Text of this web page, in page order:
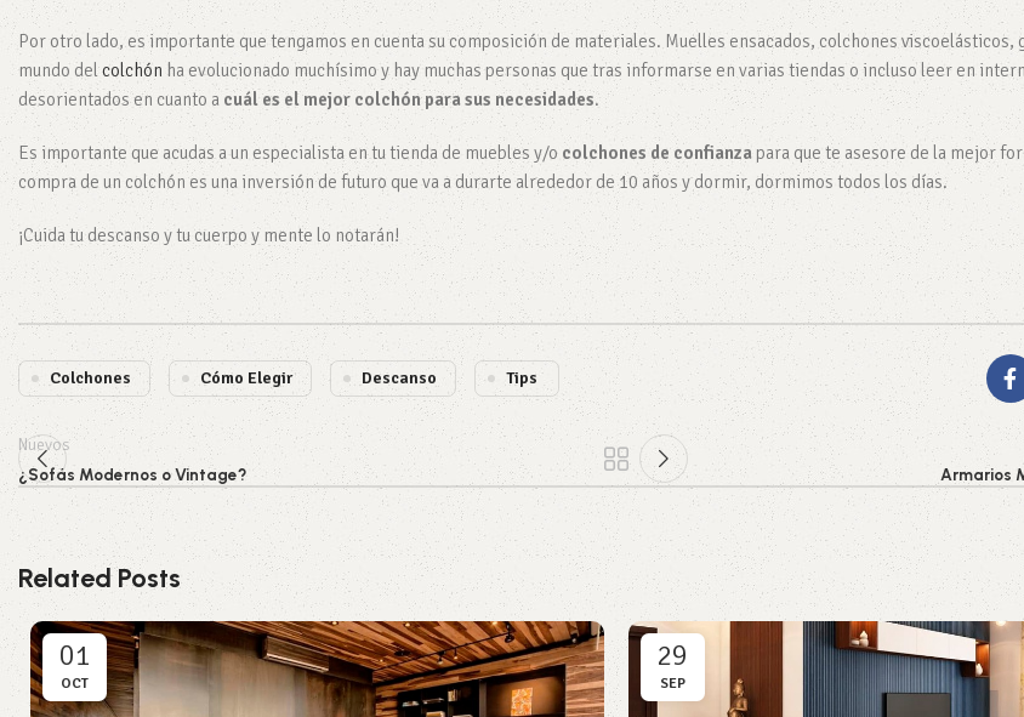
Por otro lado, es importante que tengamos en cuenta su composición de materiales. Muelles ensacados, colchones viscoelásticos,
mundo delcolchón ha evolucionado muchísimo y hay muchas personas que tras informarse en varias tiendas o incluso leer en
desorientados en cuanto a cuál es el mejor colchón para sus necesidades.
Es importante que acudas a un especialista en tu tienda de muebles y/o colchones de confianza para que te asesore de la mejor
compra de un colchón es una inversión de futuro que va a durarte alrededor de 10 años y dormir, dormimos todos los días.
¡Cuida tu descanso y tu cuerpo y mente lo notarán!
Colchones Cómo Elegir Descanso Tips
Nuevos
¿Sofás Modernos o Vintage? Armarios
Related Posts
01
OCT
29
SEP